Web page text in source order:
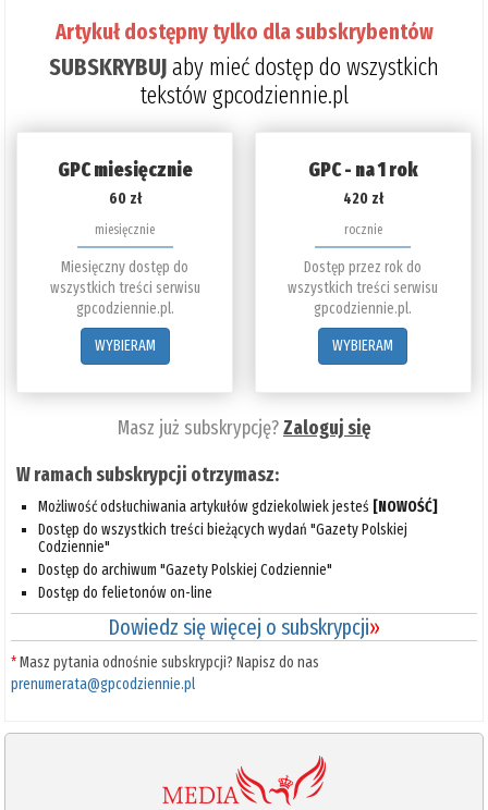
Artykuł dostępny tylko dla subskrybentów
SUBSKRYBUJaby mieć dostęp do wszystkich
tekstów gpcodziennie.pl
GPC miesięcznie
60 zł
miesięcznie
Miesięczny dostęp do
wszystkich treści serwisu
gpcodziennie.pl.
WYBIERAM
GPC - na 1 rok
420 zł
rocznie
Dostęp przez rok do
wszystkich treści serwisu
gpcodziennie.pl.
WYBIERAM
Masz już subskrypcję?Zaloguj się
W ramach subskrypcji otrzymasz:
Możliwość odsłuchiwania artykułów gdziekolwiek jesteś [NOWOŚĆ]
Dostęp do wszystkich treści bieżących wydań "Gazety Polskiej
Codziennie"
Dostęp do archiwum "Gazety Polskiej Codziennie"
Dostęp do felietonów on-line
Dowiedz się więcej o subskrypcji»
*Masz pytania odnośnie subskrypcji? Napisz do nas
prenumerata@gpcodziennie.pl